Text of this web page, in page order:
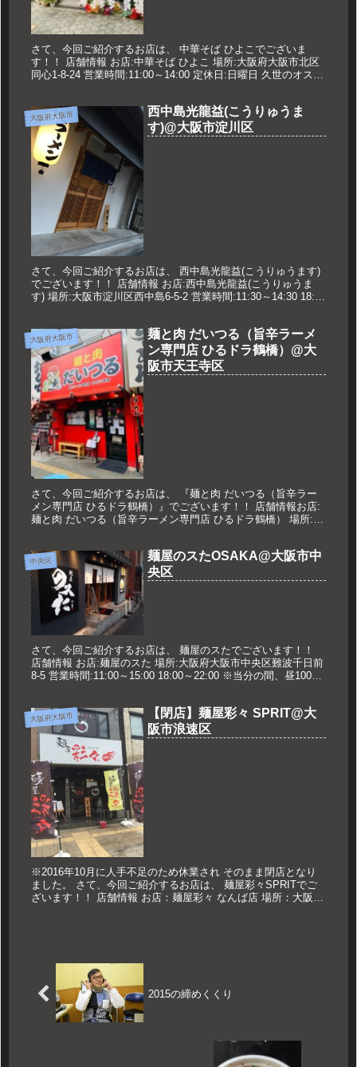
さて、今回ご紹介するお店は、 中華そば ひよこでございま
す！！ 店舗情報 お店:中華そば ひよこ 場所:大阪府大阪市北区
同心1-8-24 営業時間:11:00～14:00 定休日:日曜日 久世のオスス
大阪府大阪市
西中島光龍益(こうりゅうま
す)@大阪市淀川区
さて、今回ご紹介するお店は、 西中島光龍益(こうりゅうます)
でございます！！ 店舗情報 お店:西中島光龍益(こうりゅうま
す) 場所:大阪市淀川区西中島6-5-2 営業時間:11:30～14:30 18:00
大阪府大阪市
麺と肉 だいつる（旨辛ラーメ
ン専門店 ひるドラ鶴橋）@大
阪市天王寺区
さて、今回ご紹介するお店は、 『麺と肉 だいつる（旨辛ラー
メン専門店 ひるドラ鶴橋）』でございます！！ 店舗情報お店:
麺と肉 だいつる（旨辛ラーメン専門店 ひるドラ鶴橋） 場所:大
中央区
麺屋のスたOSAKA@大阪市中
央区
さて、今回ご紹介するお店は、 麺屋のスたでございます！！
店舗情報 お店:麺屋のスた 場所:大阪府大阪市中央区難波千日前
8-5 営業時間:11:00～15:00 18:00～22:00 ※当分の間、昼100
大阪府大阪市
【閉店】麺屋彩々 SPRIT@大
阪市浪速区
※2016年10月に人手不足のため休業され そのまま閉店となり
ました。 さて、今回ご紹介するお店は、 麺屋彩々SPRITでご
ざいます！！ 店舗情報 お店：麺屋彩々 なんば店 場所：大阪府
2015の締めくくり